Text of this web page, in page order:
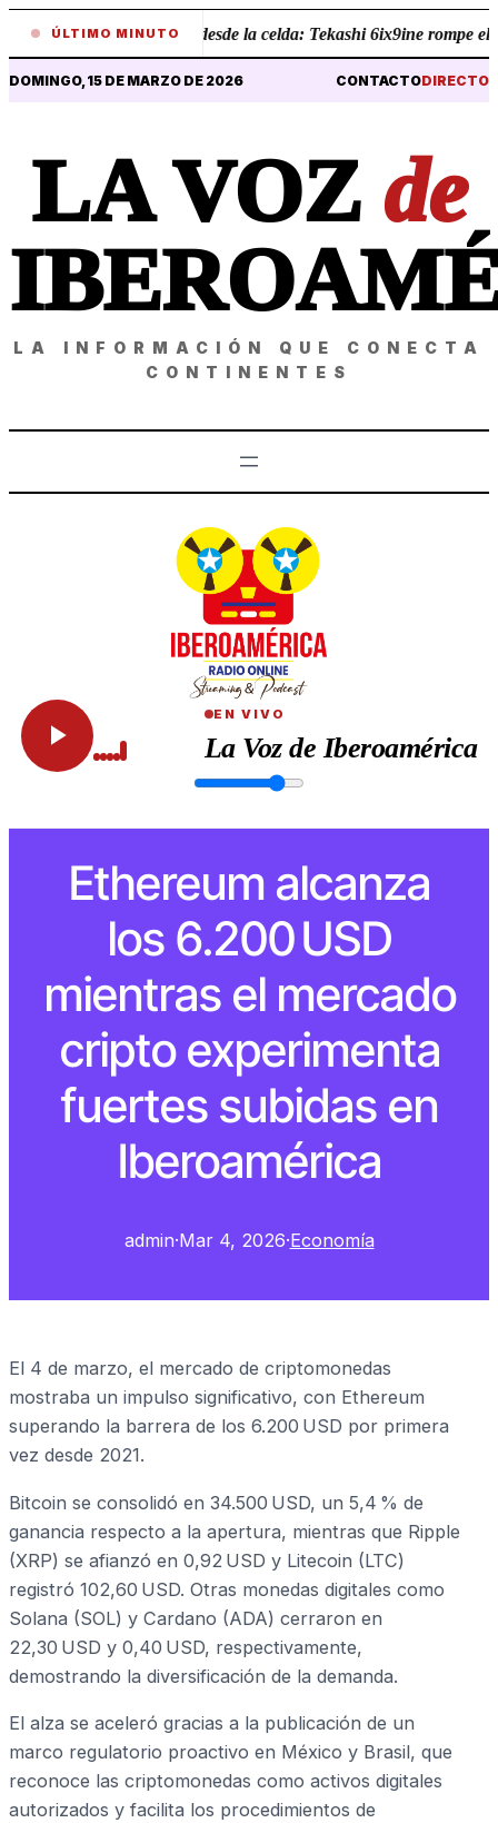
ÚLTIMO MINUTO
• Revelaciones desde la celda: Tekashi 6ix9ine rompe el
DOMINGO, 15 DE MARZO DE 2026 CONTACTODIRECTO
LA VOZ de
LA INFORMACIÓN QUE CONECTA
CONTINENTES
EN VIVO
La Voz de Iberoamérica
Ethereum alcanza
los 6.200 USD
mientras el mercado
cripto experimenta
fuertes subidas en
Iberoamérica
admin·Mar 4, 2026·Economía
El 4 de marzo, el mercado de criptomonedas
mostraba un impulso significativo, con Ethereum
superando la barrera de los 6.200 USD por primera
vez desde 2021.
Bitcoin se consolidó en 34.500 USD, un 5,4 % de
ganancia respecto a la apertura, mientras que Ripple
(XRP) se afianzó en 0,92 USD y Litecoin (LTC)
registró 102,60 USD. Otras monedas digitales como
Solana (SOL) y Cardano (ADA) cerraron en
22,30 USD y 0,40 USD, respectivamente,
demostrando la diversificación de la demanda.
El alza se aceleró gracias a la publicación de un
marco regulatorio proactivo en México y Brasil, que
reconoce las criptomonedas como activos digitales
autorizados y facilita los procedimientos de